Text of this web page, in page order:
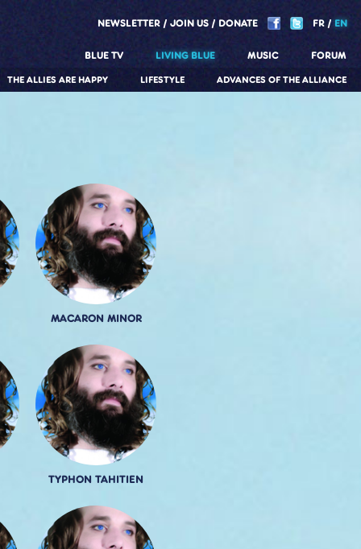
NEWSLETTER JOIN US DONATE FR EN
BLUE TV LIVING BLUE
ADVANCES OF THE ALLIANCE
LIFESTYLE
THE ALLIES ARE HAPPY
MUSIC FORUM
MACARON MINOR
TYPHON TAHITIEN